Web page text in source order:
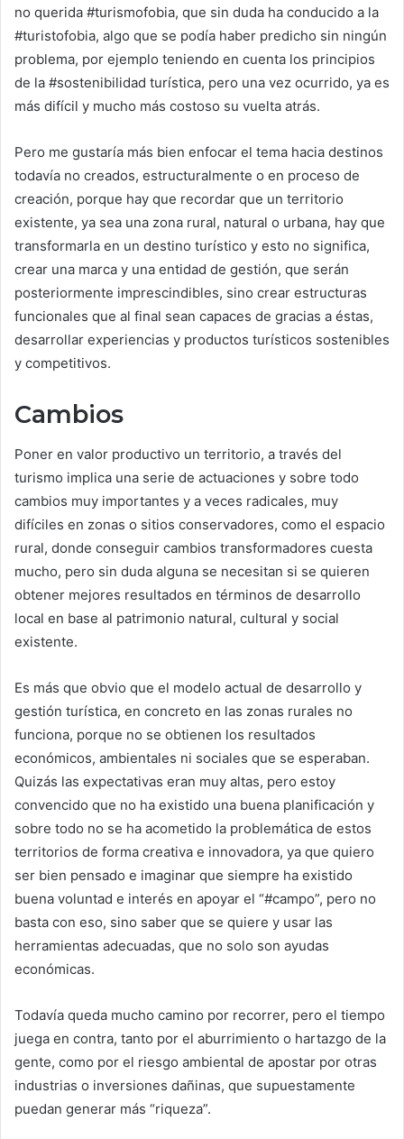
no querida #turismofobia, que sin duda ha conducido a la
#turistofobia, algo que se podía haber predicho sin ningún
problema, por ejemplo teniendo en cuenta los principios
de la #sostenibilidad turística, pero una vez ocurrido, ya es
más difícil y mucho más costoso su vuelta atrás.
Pero me gustaría más bien enfocar el tema hacia destinos
todavía no creados, estructuralmente o en proceso de
creación, porque hay que recordar que un territorio
existente, ya sea una zona rural, natural o urbana, hay que
transformarla en un destino turístico y esto no significa,
crear una marca y una entidad de gestión, que serán
posteriormente imprescindibles, sino crear estructuras
funcionales que al final sean capaces de gracias a éstas,
desarrollar experiencias y productos turísticos sostenibles
y competitivos.
Cambios
Poner en valor productivo un territorio, a través del
turismo implica una serie de actuaciones y sobre todo
cambios muy importantes y a veces radicales, muy
difíciles en zonas o sitios conservadores, como el espacio
rural, donde conseguir cambios transformadores cuesta
mucho, pero sin duda alguna se necesitan si se quieren
obtener mejores resultados en términos de desarrollo
local en base al patrimonio natural, cultural y social
existente.
Es más que obvio que el modelo actual de desarrollo y
gestión turística, en concreto en las zonas rurales no
funciona, porque no se obtienen los resultados
económicos, ambientales ni sociales que se esperaban.
Quizás las expectativas eran muy altas, pero estoy
convencido que no ha existido una buena planificación y
sobre todo no se ha acometido la problemática de estos
territorios de forma creativa e innovadora, ya que quiero
ser bien pensado e imaginar que siempre ha existido
buena voluntad e interés en apoyar el “#campo”, pero no
basta con eso, sino saber que se quiere y usar las
herramientas adecuadas, que no solo son ayudas
económicas.
Todavía queda mucho camino por recorrer, pero el tiempo
juega en contra, tanto por el aburrimiento o hartazgo de la
gente, como por el riesgo ambiental de apostar por otras
industrias o inversiones dañinas, que supuestamente
puedan generar más “riqueza”.